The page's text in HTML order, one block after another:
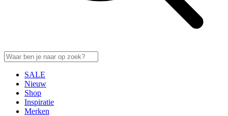
SALE
Nieuw
Shop
Inspiratie
Merken